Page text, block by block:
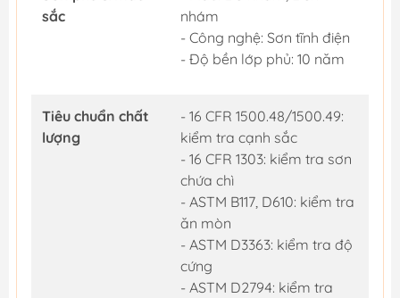
sắc
nhám
- Công nghệ: Sơn tĩnh điện
- Độ bền lớp phủ: 10 năm
Tiêu chuẩn chất
lượng
- 16 CFR 1500.48/1500.49:
kiểm tra cạnh sắc
- 16 CFR 1303: kiểm tra sơn
chứa chì
- ASTM B117, D610: kiểm tra
ăn mòn
- ASTM D3363: kiểm tra độ
cứng
- ASTM D2794: kiểm tra